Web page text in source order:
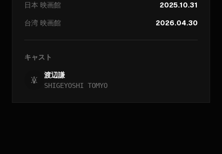
日本 映画館
2025.10.31
台湾 映画館 2026.04.30
キャスト
渡辺謙
SHIGEYOSHI TOMYO